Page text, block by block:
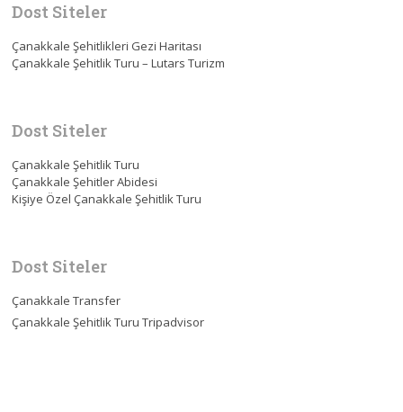
Dost Siteler
Çanakkale Şehitlikleri Gezi Haritası
Çanakkale Şehitlik Turu – Lutars Turizm
Dost Siteler
Çanakkale Şehitlik Turu
Çanakkale Şehitler Abidesi
Kişiye Özel Çanakkale Şehitlik Turu
Dost Siteler
Çanakkale Transfer
Çanakkale Şehitlik Turu Tripadvisor